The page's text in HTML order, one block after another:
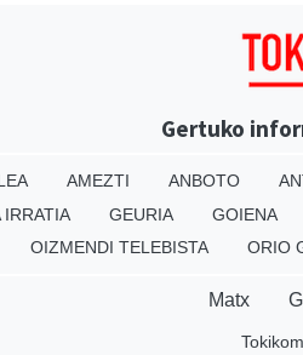
Gertuko
AMEZTI ANBOTO
IRRATIA GEURIA GOIENA
OIZMENDI TELEBISTA ORIO
Matx